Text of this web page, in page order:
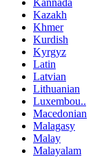
Kazakh
Khmer
Kurdish
Kyrgyz
Latin
Latvian
Lithuanian
Luxembou..
Macedonian
Malagasy
Malay
Malayalam